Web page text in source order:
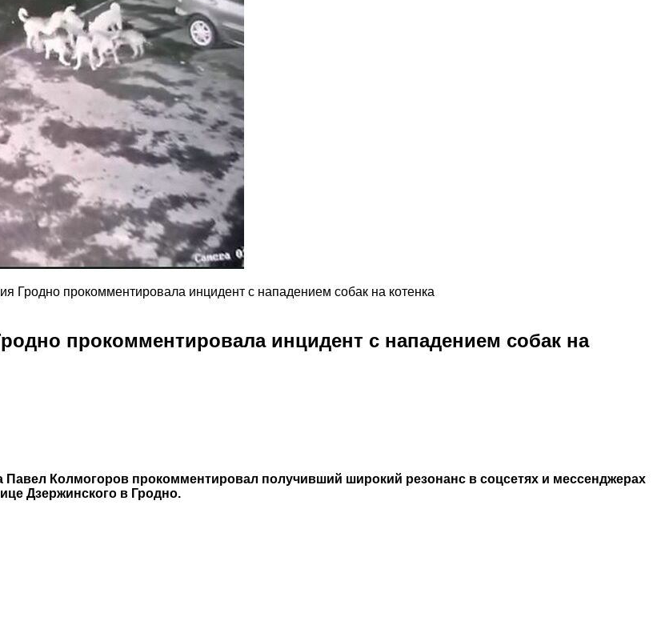
Гродно прокомментировала инцидент с нападением собак на котенка
прокомментировала инцидент с нападением собак на
Колмогоров прокомментировал получивший широкий резонанс в соцсетях и мессенджерах
Дзержинского в Гродно.